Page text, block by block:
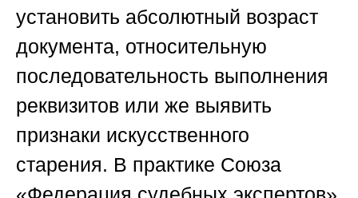
установить абсолютный возраст
документа, относительную
последовательность выполнения
реквизитов или же выявить
признаки искусственного
старения. В практике Союза